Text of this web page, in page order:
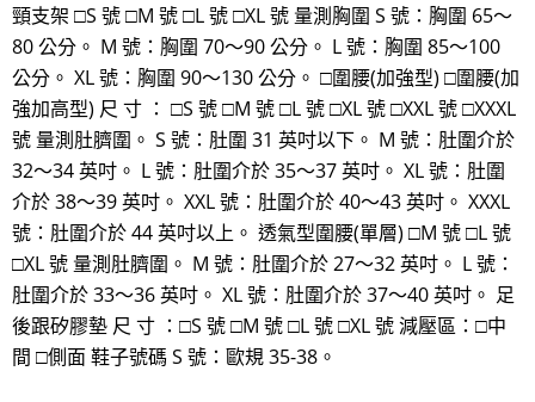
頸支架 □S 號 □M 號 □L 號 □XL 號 量測胸圍 S 號：胸圍 65～
80 公分。 M 號：胸圍 70～90 公分。 L 號：胸圍 85～100
公分。 XL 號：胸圍 90～130 公分。 □圍腰(加強型) □圍腰(加
強加高型) 尺 寸 ： □S 號 □M 號 □L 號 □XL 號 □XXL 號 □XXXL
號 量測肚臍圍。 S 號：肚圍 31 英吋以下。 M 號：肚圍介於
32～34 英吋。 L 號：肚圍介於 35～37 英吋。 XL 號：肚圍
介於 38～39 英吋。 XXL 號：肚圍介於 40～43 英吋。 XXXL
號：肚圍介於 44 英吋以上。 透氣型圍腰(單層) □M 號 □L 號
□XL 號 量測肚臍圍。 M 號：肚圍介於 27～32 英吋。 L 號：
肚圍介於 33～36 英吋。 XL 號：肚圍介於 37～40 英吋。 足
後跟矽膠墊 尺 寸 ：□S 號 □M 號 □L 號 □XL 號 減壓區：□中
間 □側面 鞋子號碼 S 號：歐規 35-38。